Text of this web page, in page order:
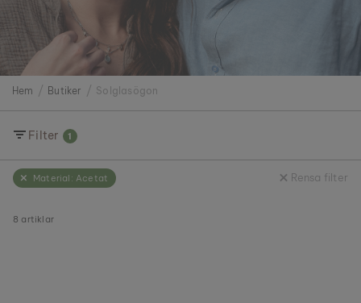
Hem Butiker Solglasögon
Filter 1
Rensa filter
Material: Acetat
8 artiklar